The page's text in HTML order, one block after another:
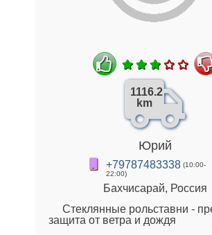
1116.2
km
Юрий
+79787483338 (10:00-
22:00)
Бахчисарай, Россия
Стеклянные рольставни -
защита от ветра и дождя